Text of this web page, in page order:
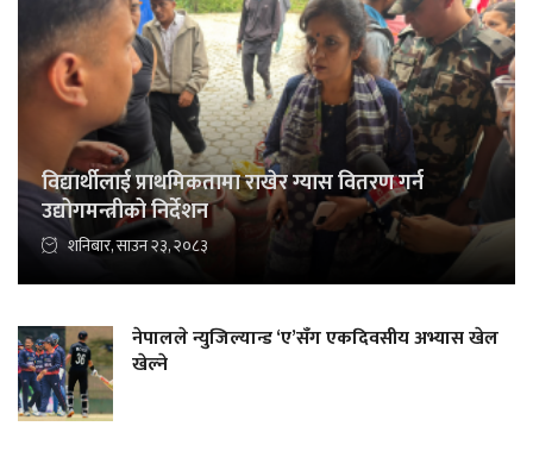
विद्यार्थीलाई प्राथमिकतामा राखेर ग्यास वितरण गर्न
उद्योगमन्त्रीको निर्देशन
शनिबार, साउन २३, २०८३
नेपालले न्युजिल्यान्ड ‘ए’सँग एकदिवसीय अभ्यास खेल
खेल्ने